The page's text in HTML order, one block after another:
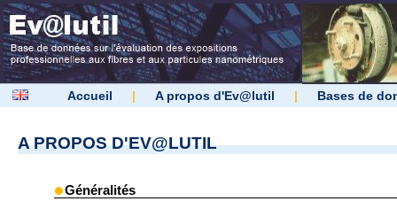
Accueil | A propos d'Ev@lutil | Bases de
A PROPOS D'EV@LUTIL
Généralités